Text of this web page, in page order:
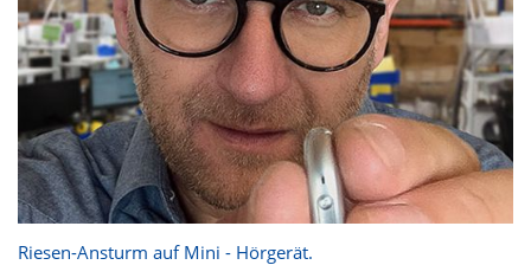
Riesen-Ansturm auf Mini - Hörgerät.